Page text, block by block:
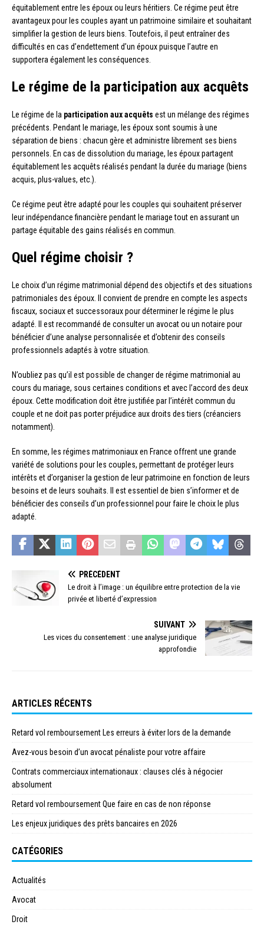
équitablement entre les époux ou leurs héritiers. Ce régime peut être
avantageux pour les couples ayant un patrimoine similaire et souhaitant
simplifier la gestion de leurs biens. Toutefois, il peut entraîner des
difficultés en cas d’endettement d’un époux puisque l’autre en
supportera également les conséquences.
Le régime de la participation aux acquêts
Le régime de la participation aux acquêts est un mélange des régimes
précédents. Pendant le mariage, les époux sont soumis à une
séparation de biens : chacun gère et administre librement ses biens
personnels. En cas de dissolution du mariage, les époux partagent
équitablement les acquêts réalisés pendant la durée du mariage (biens
acquis, plus-values, etc.).
Ce régime peut être adapté pour les couples qui souhaitent préserver
leur indépendance financière pendant le mariage tout en assurant un
partage équitable des gains réalisés en commun.
Quel régime choisir ?
Le choix d’un régime matrimonial dépend des objectifs et des situations
patrimoniales des époux. Il convient de prendre en compte les aspects
fiscaux, sociaux et successoraux pour déterminer le régime le plus
adapté. Il est recommandé de consulter un avocat ou un notaire pour
bénéficier d’une analyse personnalisée et d’obtenir des conseils
professionnels adaptés à votre situation.
N’oubliez pas qu’il est possible de changer de régime matrimonial au
cours du mariage, sous certaines conditions et avec l’accord des deux
époux. Cette modification doit être justifiée par l’intérêt commun du
couple et ne doit pas porter préjudice aux droits des tiers (créanciers
notamment).
En somme, les régimes matrimoniaux en France offrent une grande
variété de solutions pour les couples, permettant de protéger leurs
intérêts et d’organiser la gestion de leur patrimoine en fonction de leurs
besoins et de leurs souhaits. Il est essentiel de bien s’informer et de
bénéficier des conseils d’un professionnel pour faire le choix le plus
adapté.
PRÉCÉDENT
Le droit à l’image : un équilibre entre protection de la vie
privée et liberté d’expression
SUIVANT
Les vices du consentement : une analyse juridique
approfondie
ARTICLES RÉCENTS
Retard vol remboursement Les erreurs à éviter lors de la demande
Avez-vous besoin d’un avocat pénaliste pour votre affaire
Contrats commerciaux internationaux : clauses clés à négocier
absolument
Retard vol remboursement Que faire en cas de non réponse
Les enjeux juridiques des prêts bancaires en 2026
CATÉGORIES
Actualités
Avocat
Droit